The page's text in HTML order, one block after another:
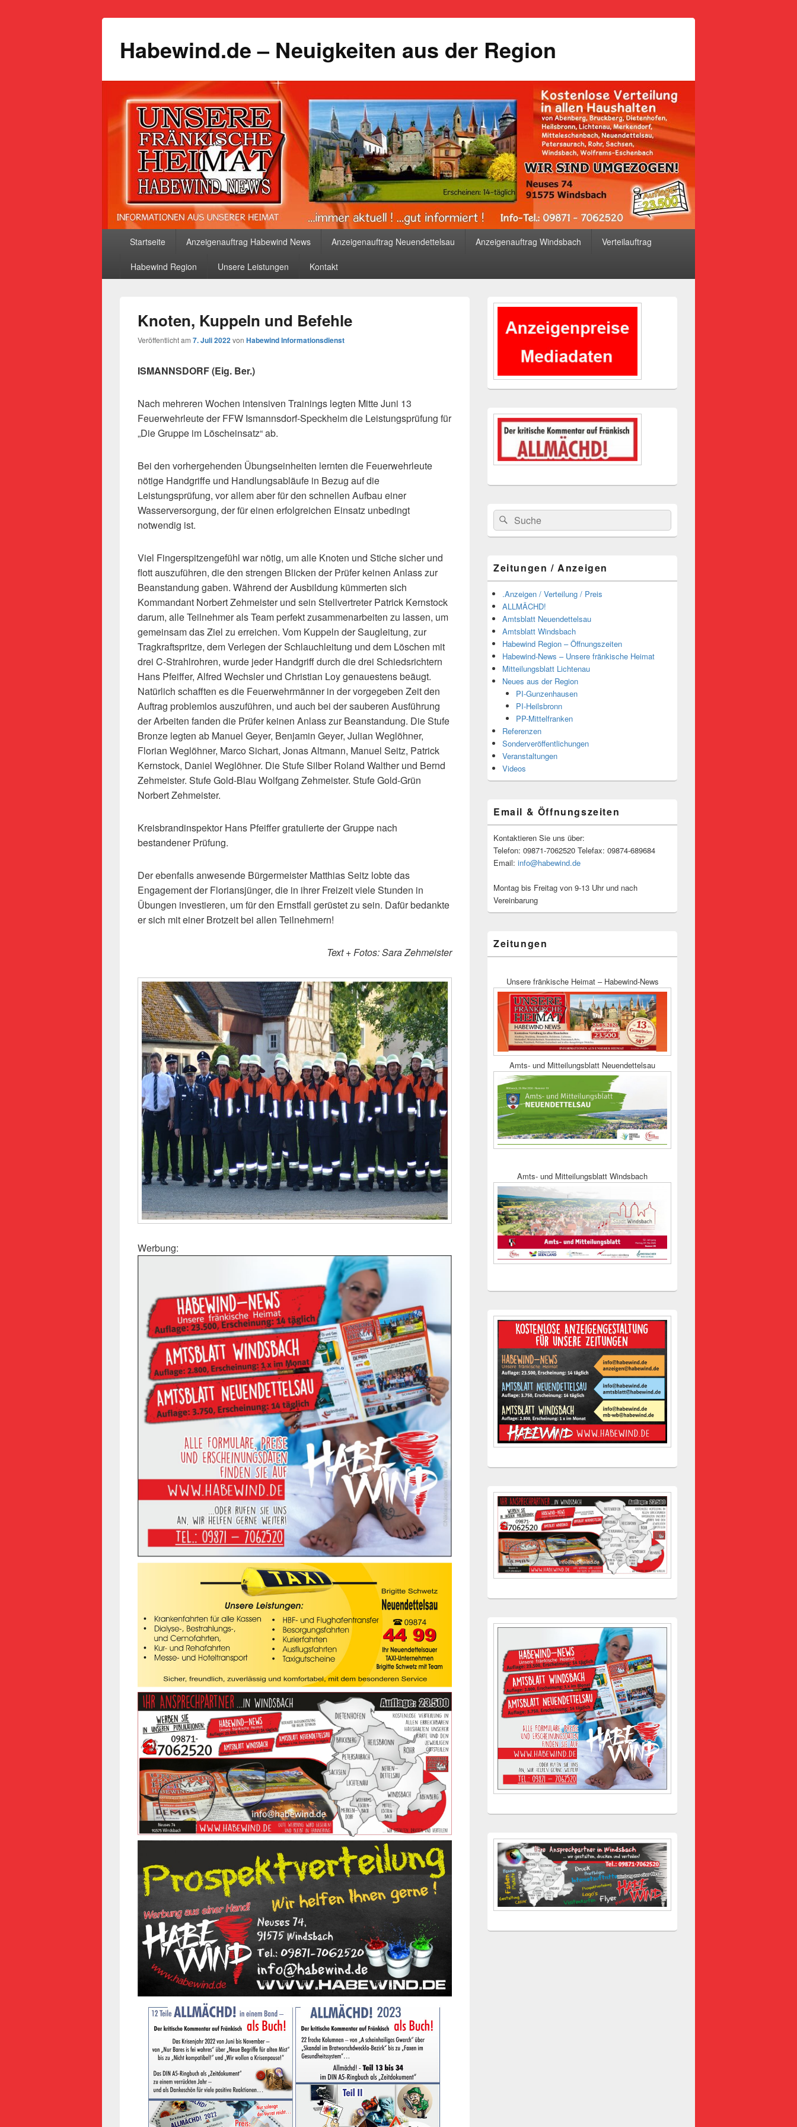
Habewind.de – Neuigkeiten aus der Region
Startseite Anzeigenauftrag Habewind News Anzeigenauftrag Neuendettelsau Anzeigenauftrag Windsbach Verteilauftrag
Habewind Region Unsere Leistungen Kontakt
Knoten, Kuppeln und Befehle
Veröffentlicht am 7. Juli 2022von Habewind Informationsdienst
ISMANNSDORF (Eig. Ber.)
Nach mehreren Wochen intensiven Trainings legten Mitte Juni 13
Feuerwehrleute der FFW Ismannsdorf-Speckheim die Leistungsprüfung für
„Die Gruppe im Löscheinsatz“ ab.
Bei den vorhergehenden Übungseinheiten lernten die Feuerwehrleute
nötige Handgriffe und Handlungsabläufe in Bezug auf die
Leistungsprüfung, vor allem aber für den schnellen Aufbau einer
Wasserversorgung, der für einen erfolgreichen Einsatz unbedingt
notwendig ist.
Viel Fingerspitzengefühl war nötig, um alle Knoten und Stiche sicher und
flott auszuführen, die den strengen Blicken der Prüfer keinen Anlass zur
Beanstandung gaben. Während der Ausbildung kümmerten sich
Kommandant Norbert Zehmeister und sein Stellvertreter Patrick Kernstock
darum, alle Teilnehmer als Team perfekt zusammenarbeiten zu lassen, um
gemeinsam das Ziel zu erreichen. Vom Kuppeln der Saugleitung, zur
Tragkraftspritze, dem Verlegen der Schlauchleitung und dem Löschen mit
drei C-Strahlrohren, wurde jeder Handgriff durch die drei Schiedsrichtern
Hans Pfeiffer, Alfred Wechsler und Christian Loy genauestens beäugt.
Natürlich schafften es die Feuerwehrmänner in der vorgegeben Zeit den
Auftrag problemlos auszuführen, und auch bei der sauberen Ausführung
der Arbeiten fanden die Prüfer keinen Anlass zur Beanstandung. Die Stufe
Bronze legten ab Manuel Geyer, Benjamin Geyer, Julian Weglöhner,
Florian Weglöhner, Marco Sichart, Jonas Altmann, Manuel Seitz, Patrick
Kernstock, Daniel Weglöhner. Die Stufe Silber Roland Walther und Bernd
Zehmeister. Stufe Gold-Blau Wolfgang Zehmeister. Stufe Gold-Grün
Norbert Zehmeister.
Kreisbrandinspektor Hans Pfeiffer gratulierte der Gruppe nach
bestandener Prüfung.
Der ebenfalls anwesende Bürgermeister Matthias Seitz lobte das
Engagement der Floriansjünger, die in ihrer Freizeit viele Stunden in
Übungen investieren, um für den Ernstfall gerüstet zu sein. Dafür bedankte
er sich mit einer Brotzeit bei allen Teilnehmern!
Text + Fotos: Sara Zehmeister
Werbung:
Primärer
Widgetbereich
Suchen
nach:
Suchen
Zeitungen / Anzeigen
.Anzeigen / Verteilung / Preis
ALLMÄCHD!
Amtsblatt Neuendettelsau
Amtsblatt Windsbach
Habewind Region – Öffnungszeiten
Habewind-News – Unsere fränkische Heimat
Mitteilungsblatt Lichtenau
Neues aus der Region
PI-Gunzenhausen
PI-Heilsbronn
PP-Mittelfranken
Referenzen
Sonderveröffentlichungen
Veranstaltungen
Videos
Email & Öffnungszeiten
Kontaktieren Sie uns über:
Telefon: 09871-7062520 Telefax: 09874-689684
Email: info@habewind.de
Montag bis Freitag von 9-13 Uhr und nach
Vereinbarung
Zeitungen
Unsere fränkische Heimat – Habewind-News
Amts- und Mitteilungsblatt Neuendettelsau
Amts- und Mitteilungsblatt Windsbach